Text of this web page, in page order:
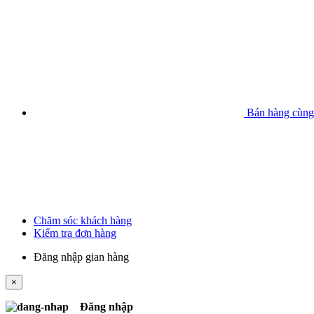
Bán hàng
Chăm sóc khách hàng
Kiểm tra đơn hàng
Đăng nhập gian hàng
×
Đăng nhập